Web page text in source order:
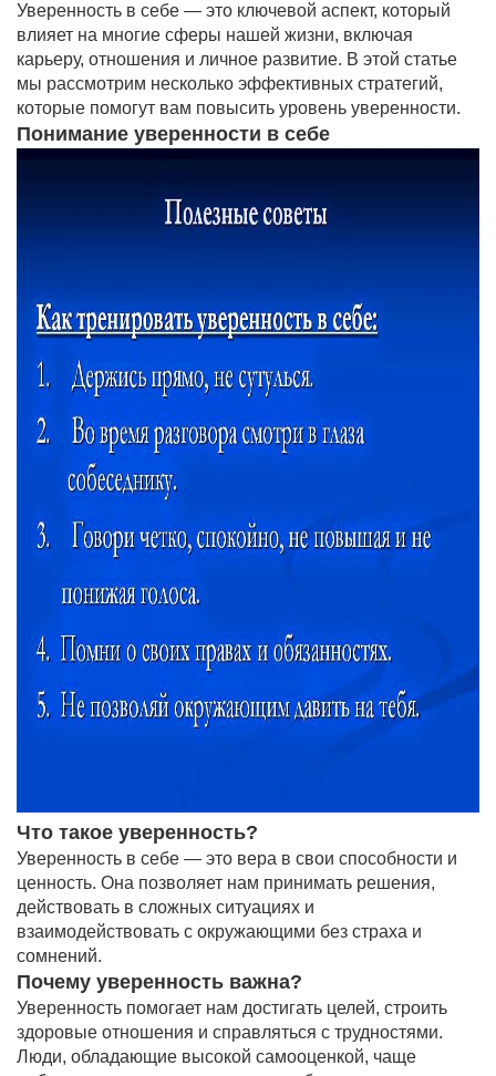
Уверенность в себе — это ключевой аспект, который
влияет на многие сферы нашей жизни, включая
карьеру, отношения и личное развитие. В этой статье
мы рассмотрим несколько эффективных стратегий,
которые помогут вам повысить уровень уверенности.
Понимание уверенности в себе
Что такое уверенность?
Уверенность в себе — это вера в свои способности и
ценность. Она позволяет нам принимать решения,
действовать в сложных ситуациях и
взаимодействовать с окружающими без страха и
сомнений.
Почему уверенность важна?
Уверенность помогает нам достигать целей, строить
здоровые отношения и справляться с трудностями.
Люди, обладающие высокой самооценкой, чаще